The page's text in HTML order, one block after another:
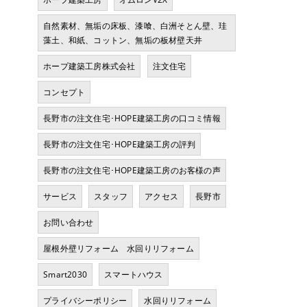
自然素材、無垢の床板、漆喰、白洲そとん壁、珪
藻土、和紙、コットン、無垢の板材壁天井
ホープ建築工房株式会社 注文住宅
コンセプト
長野市の注文住宅･HOPE建築工房の口コミ情報
長野市の注文住宅･HOPE建築工房の評判
長野市の注文住宅･HOPE建築工房のお客様の声
サービス スタッフ アクセス 長野市
お問い合わせ
屋根外壁リフォーム 水回りリフォーム
Smart2030 スマートハウス
プライバシーポリシー 水回りリフォーム